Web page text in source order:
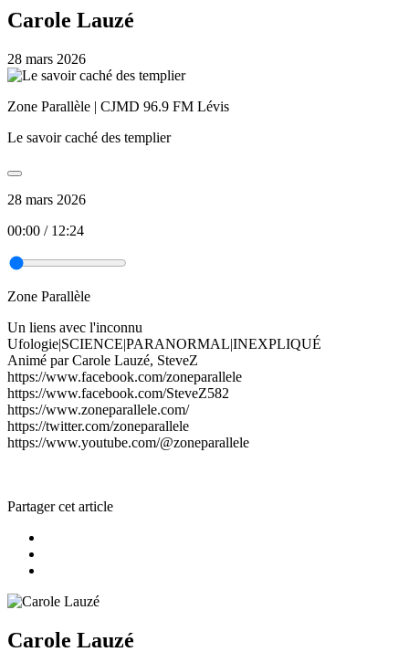
Carole Lauzé
28 mars 2026
Zone Parallèle | CJMD 96.9 FM Lévis
Le savoir caché des templier
28 mars 2026
00:00 / 12:24
Zone Parallèle
Un liens avec l'inconnu
Ufologie|SCIENCE|PARANORMAL|INEXPLIQUÉ
Animé par Carole Lauzé, SteveZ
https://www.facebook.com/zoneparallele
https://www.facebook.com/SteveZ582
https://www.zoneparallele.com/
https://twitter.com/zoneparallele
https://www.youtube.com/@zoneparallele
Partager cet article
Carole Lauzé